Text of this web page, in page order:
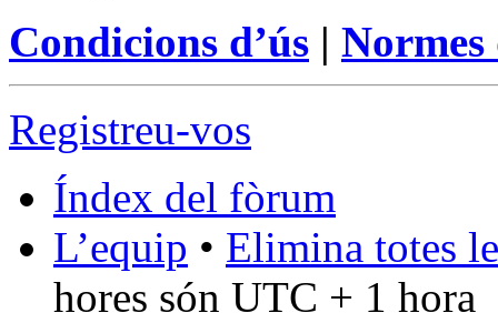
Condicions d’ús | Normes
Registreu-vos
Índex del fòrum
L’equip • Elimina totes
hores són UTC + 1 hora